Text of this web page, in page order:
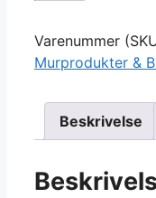
Glat
overflade
antal
Varenummer
Murprodukter &
Beskrivelse